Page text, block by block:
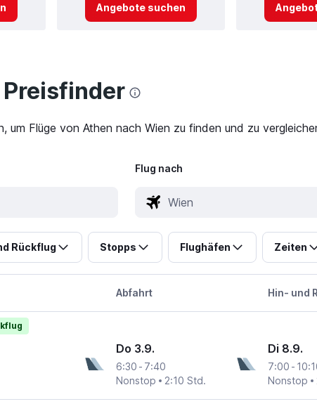
Angebote suchen
Preisfinder
um Flüge von Athen nach Wien zu finden und zu
Flug nach
Rückflug Stopps Flughäfen Zeiten
Abfahrt Hin- und
Do 3.9.
6:30 - 7:40
Nonstop
2:10 Std.
Di 8.9.
7:00 -
Nonstop